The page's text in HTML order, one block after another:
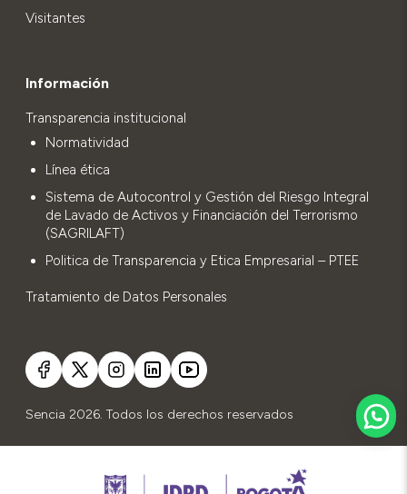
Visitantes
Información
Transparencia institucional
Normatividad
Línea ética
Sistema de Autocontrol y Gestión del Riesgo Integral
de Lavado de Activos y Financiación del Terrorismo
(SAGRILAFT)
Politica de Transparencia y Etica Empresarial – PTEE
Tratamiento de Datos Personales
Sencia 2026. Todos los derechos reservados